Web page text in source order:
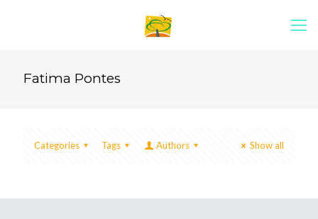
Fatima Pontes
Categories Tags Authors Show all